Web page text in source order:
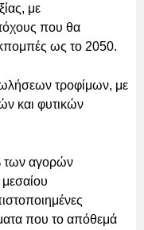
με
που θα
ως το 2050.
τροφίμων, με
και φυτικών
των αγορών
που το απόθεμά